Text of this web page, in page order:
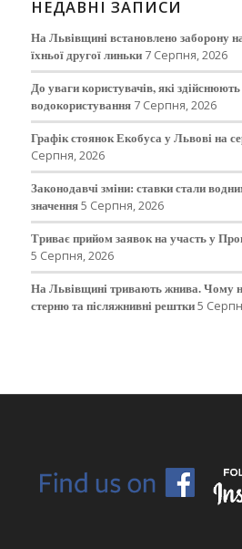
НЕДАВНІ ЗАПИСИ
На Львівщині встановлено заборону
їхньої другої линьки 7 Серпня, 2026
До уваги користувачів, які здійснюють
водокористування 7 Серпня, 2026
Графік стоянок Екобуса у Львові на
Серпня, 2026
Законодавчі зміни: ставки стали
значення5 Серпня, 2026
Триває прийом заявок на участь у
5 Серпня, 2026
На Львівщині тривають жнива. Чому
стерню та післяжнивні рештки5